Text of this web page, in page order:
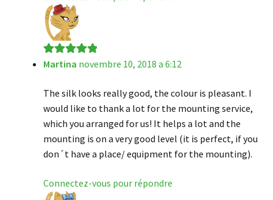
Note5sur 5
Martina novembre 10, 2018 a 6:12
The silk looks really good, the colour is pleasant. I
would like to thank a lot for the mounting service,
which you arranged for us! It helps a lot and the
mounting is on a very good level (it is perfect, if you
don´t have a place/ equipment for the mounting).
Connectez-vous pour répondre